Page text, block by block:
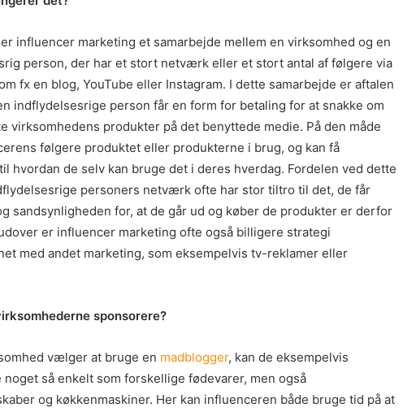
influencer marketing et samarbejde mellem en virksomhed og en
person, der har et stort netværk eller et stort antal af følgere via
fx en blog, YouTube eller Instagram. I dette samarbejde er aftalen
indflydelsesrige person får en form for betaling for at snakke om
virksomhedens produkter på det benyttede medie. På den måde
følgere produktet eller produkterne i brug, og kan få
hvordan de selv kan bruge det i deres hverdag. Fordelen ved dette
personers netværk ofte har stor tiltro til det, de får
sandsynligheden for, at de går ud og køber de produkter er derfor
er influencer marketing ofte også billigere strategi
med andet marketing, som eksempelvis tv-reklamer eller
sponsorere?
vælger at bruge en madblogger, kan de eksempelvis
noget så enkelt som forskellige fødevarer, men også
og køkkenmaskiner. Her kan influenceren både bruge tid på at